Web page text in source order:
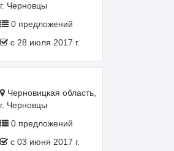
г. Черновцы
0 предложений
c 28 июля 2017 г.
Черновицкая область,
г. Черновцы
0 предложений
c 03 июня 2017 г.